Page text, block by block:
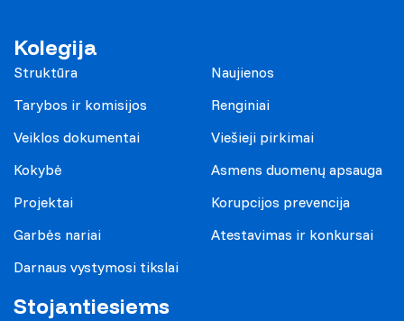
Kolegija
Struktūra
Tarybos ir komisijos
Veiklos dokumentai
Kokybė
Projektai
Garbės nariai
Darnaus vystymosi tikslai
Naujienos
Renginiai
Viešieji pirkimai
Asmens duomenų apsauga
Korupcijos prevencija
Atestavimas ir konkursai
Stojantiesiems